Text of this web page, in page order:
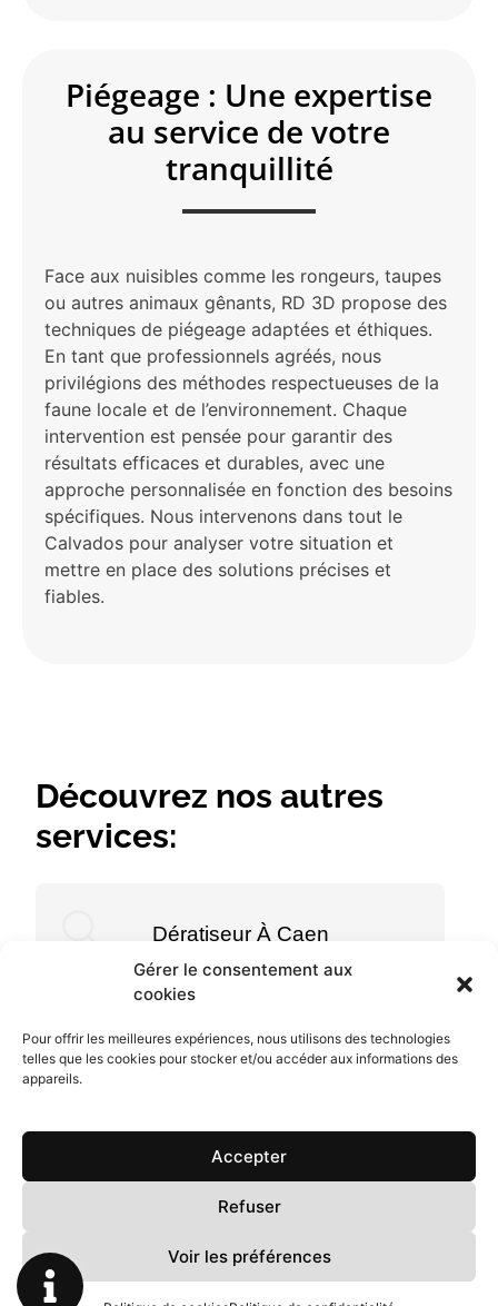
Gérer le consentement aux
cookies
Pour offrir les meilleures expériences, nous utilisons des technologies
telles que les cookies pour stocker et/ou accéder aux informations des
appareils.
Accepter
Refuser
Voir les préférences
Piégeage : Une expertise
au service de votre
tranquillité
Face aux nuisibles comme les rongeurs, taupes
ou autres animaux gênants, RD 3D propose des
techniques de piégeage adaptées et éthiques.
En tant que professionnels agréés, nous
privilégions des méthodes respectueuses de la
faune locale et de l’environnement. Chaque
intervention est pensée pour garantir des
résultats efficaces et durables, avec une
approche personnalisée en fonction des besoins
spécifiques. Nous intervenons dans tout le
Calvados pour analyser votre situation et
mettre en place des solutions précises et
fiables.
Découvrez nos autres
services:
Dératiseur À Caen
Prestations
RD 3D
Mentions légales
confidentialité
Plan du site